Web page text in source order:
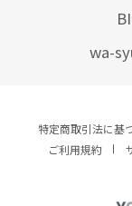
wa-
特定商取引法に基
ご利用規約